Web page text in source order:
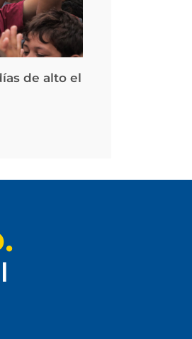
de alto el